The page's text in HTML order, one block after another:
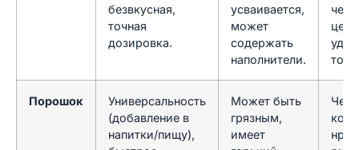
безвкусная,
точная
дозировка.
усваивается,
может
содержать
наполнители.
Порошок
Универсальность
(добавление в
напитки/пищу),
Может быть
грязным,
имеет